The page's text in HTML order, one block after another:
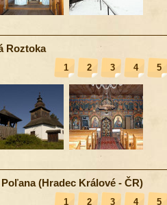
Roztoka
1 2 3 4 5
Poľana (Hradec Králové - ČR)
1 2 3 4 5